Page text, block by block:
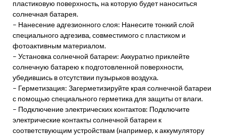
пластиковую поверхность, на которую будет наноситься
солнечная батарея.
– Нанесение адгезионного слоя: Нанесите тонкий слой
специального адгезива, совместимого с пластиком и
фотоактивным материалом.
– Установка солнечной батареи: Аккуратно приклейте
солнечную батарею к подготовленной поверхности,
убедившись в отсутствии пузырьков воздуха.
– Герметизация: Загерметизируйте края солнечной батареи
с помощью специального герметика для защиты от влаги.
– Подключение электрических контактов: Подключите
электрические контакты солнечной батареи к
соответствующим устройствам (например, к аккумулятору